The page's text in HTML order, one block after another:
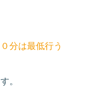
分は最低行う
。